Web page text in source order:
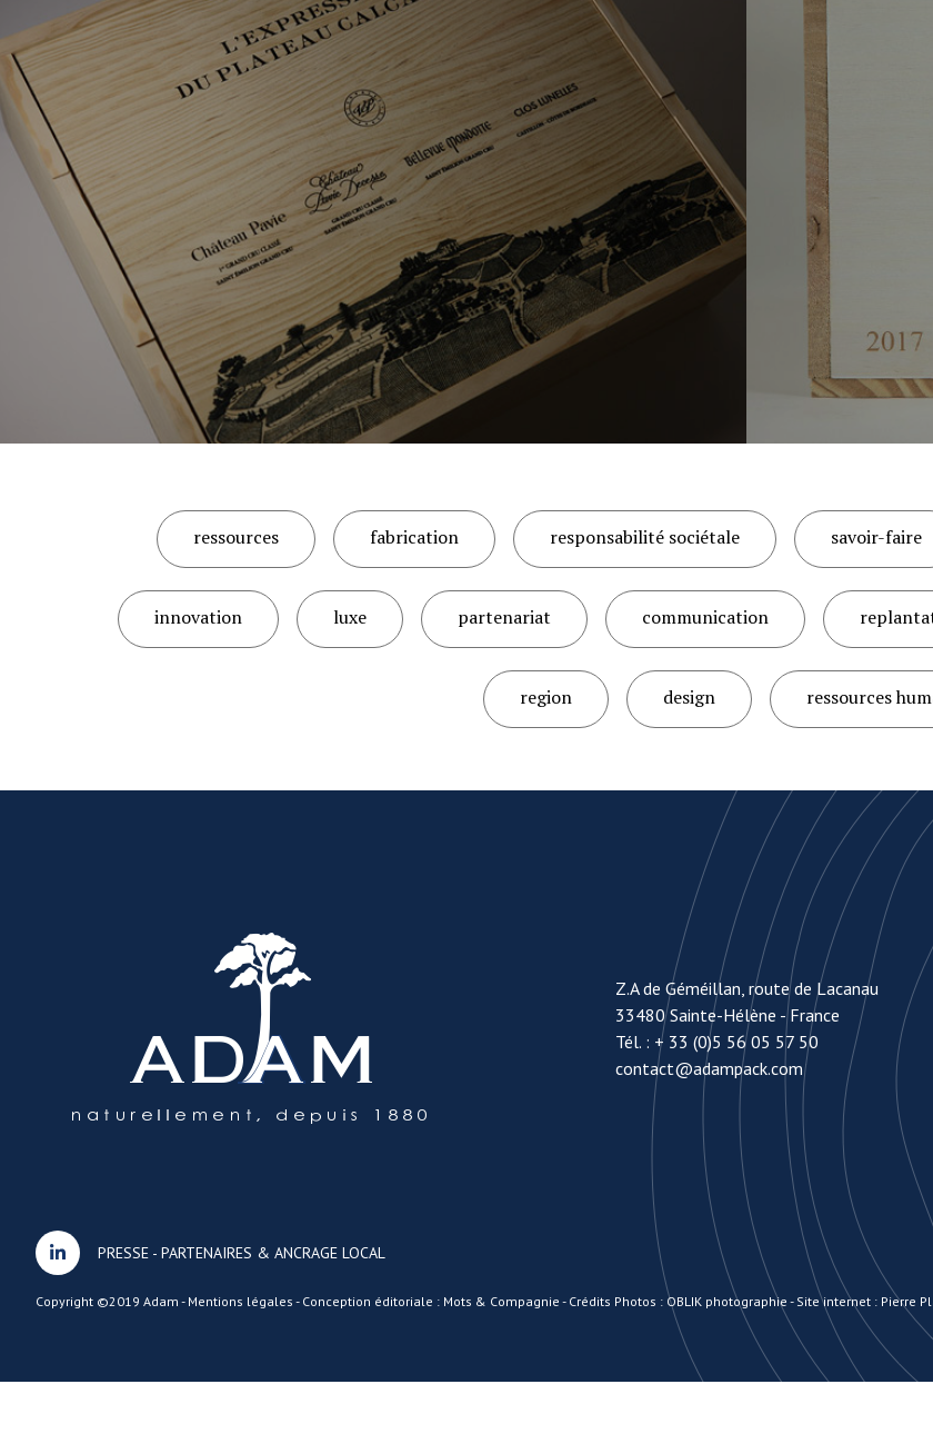
ressources fabrication responsabilité sociétale savoir-faire
innovation luxe partenariat communication
region design ressources
Z.A de Géméillan, route de Lacanau
33480 Sainte-Hélène - France
Tél. : + 33 (0)5 56 05 57 50
contact@adampack.com
PRESSE - PARTENAIRES & ANCRAGE LOCAL
Copyright ©2019 Adam - Mentions légales - Conception éditoriale : Mots & Compagnie - Crédits Photos : OBLIK photographie - Site internet : Pierre